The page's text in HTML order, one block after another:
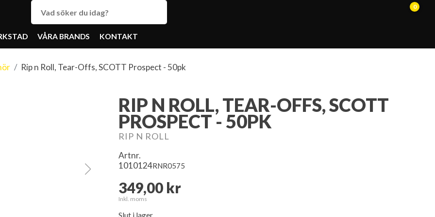
0
VÅRA BRANDS KONTAKT
Rip n Roll, Tear-Offs, SCOTT Prospect - 50pk
RIP N ROLL, TEAR-OFFS, SCOTT
PROSPECT - 50PK
RIP N ROLL
Artnr.
1010124RNR0575
349,00 kr
Inkl. moms
Slut i lager